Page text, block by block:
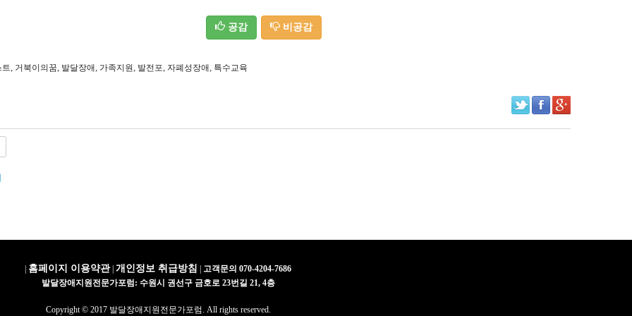
공감 비공감
트, 거북이의꿈, 발달장애, 가족지원, 발전포, 자폐성장애, 특수교육
홈페이지 이용약관| 개인정보 취급방침
고객문의 070-4204-7686
발달장애지원전문가포럼: 수원시 권선구 금호로 23번길 21, 4층
Copyright © 2017 발달장애지원전문가포럼. All rights reserved.